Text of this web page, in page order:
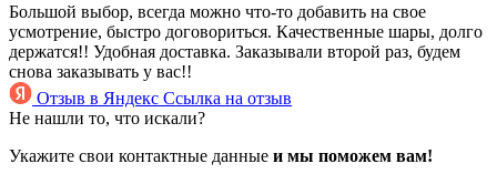
Большой выбор, всегда можно что-то добавить на свое
усмотрение, быстро договориться. Качественные шары, долго
держатся!! Удобная доставка. Заказывали второй раз, будем
снова заказывать у вас!!
Отзыв в Яндекс Ссылка на отзыв
Не нашли то, что искали?
Укажите свои контактные данные и мы поможем вам!